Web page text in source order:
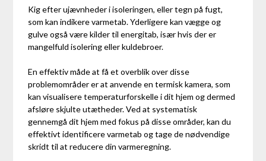
Kig efter ujævnheder i isoleringen, eller tegn på fugt,
som kan indikere varmetab. Yderligere kan vægge og
gulve også være kilder til energitab, især hvis der er
mangelfuld isolering eller kuldebroer.
En effektiv måde at få et overblik over disse
problemområder er at anvende en termisk kamera, som
kan visualisere temperaturforskelle i dit hjem og dermed
afsløre skjulte utætheder. Ved at systematisk
gennemgå dit hjem med fokus på disse områder, kan du
effektivt identificere varmetab og tage de nødvendige
skridt til at reducere din varmeregning.